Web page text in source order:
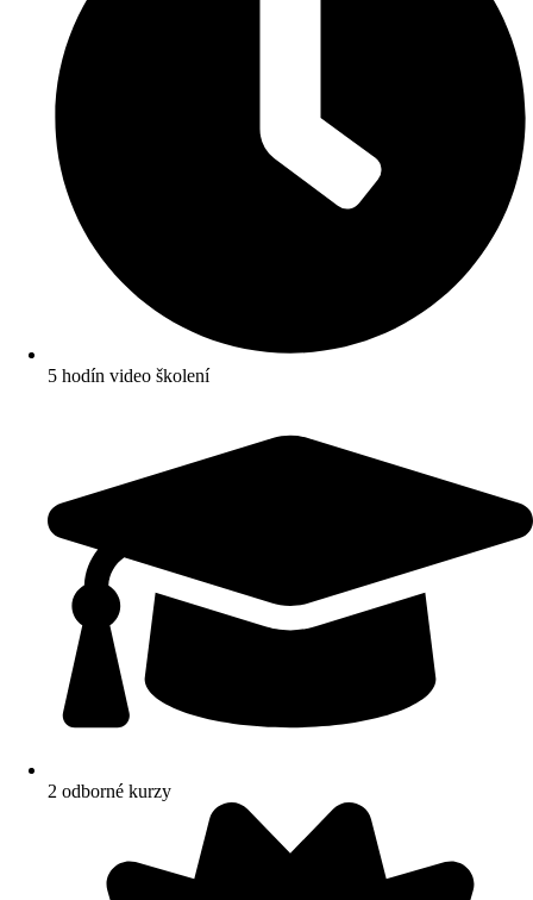
5 hodín video školení
2 odborné kurzy